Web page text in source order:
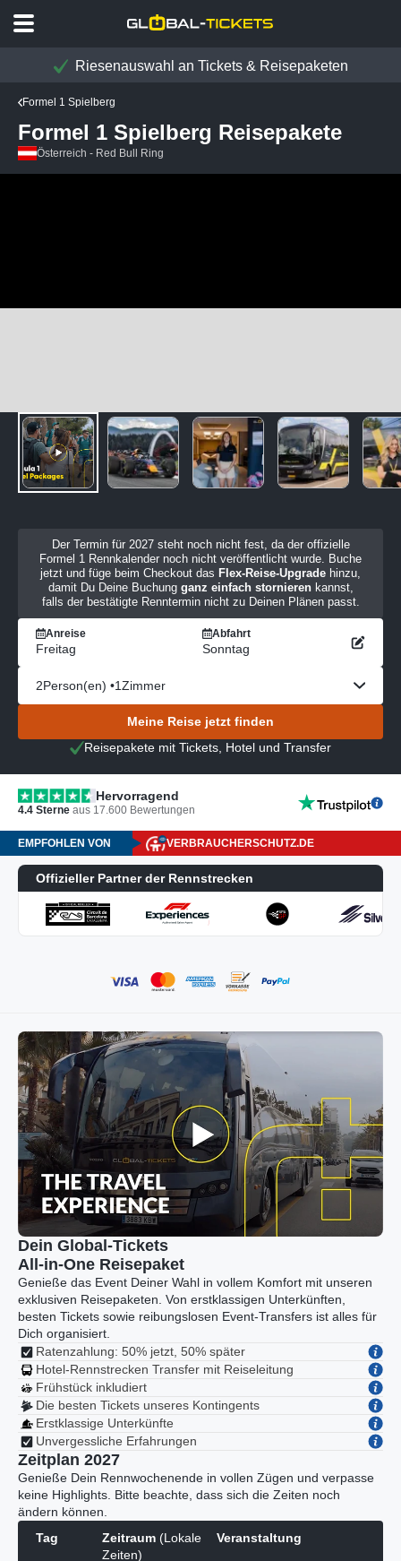
Riesenauswahl an Tickets & Reisepaketen
Formel 1 Spielberg
Formel 1 Spielberg Reisepakete
Österreich - Red Bull Ring
Der Termin für 2027 steht noch nicht fest, da der offizielle
Formel 1 Rennkalender noch nicht veröffentlicht wurde. Buche
jetzt und füge beim Checkout das Flex-Reise-Upgrade hinzu,
damit Du Deine Buchung ganz einfach stornierenkannst,
falls der bestätigte Renntermin nicht zu Deinen Plänen passt.
Anreise
Freitag
Abfahrt
Sonntag
2Person(en) •1Zimmer
Meine Reise jetzt finden
Reisepakete mit Tickets, Hotel und Transfer
Hervorragend
4.4 Sterne aus 17.600 Bewertungen
EMPFOHLEN VON VERBRAUCHERSCHUTZ.DE
Offizieller Partner der Rennstrecken
Dein Global-Tickets
All-in-One Reisepaket
Genieße das Event Deiner Wahl in vollem Komfort mit unseren
exklusiven Reisepaketen. Von erstklassigen Unterkünften,
besten Tickets sowie reibungslosen Event-Transfers ist alles für
Dich organisiert.
Ratenzahlung: 50% jetzt, 50% später
Hotel-Rennstrecken Transfer mit Reiseleitung
Frühstück inkludiert
Die besten Tickets unseres Kontingents
Erstklassige Unterkünfte
Unvergessliche Erfahrungen
Zeitplan 2027
Genieße Dein Rennwochenende in vollen Zügen und verpasse
keine Highlights. Bitte beachte, dass sich die Zeiten noch
ändern können.
Tag
Zeitraum (Lokale
Zeiten)
Veranstaltung